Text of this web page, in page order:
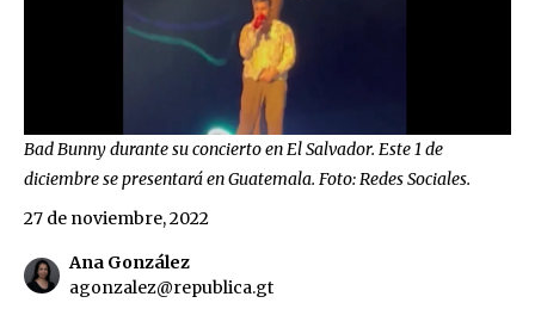
Bad Bunny durante su concierto en El Salvador. Este 1 de
diciembre se presentará en Guatemala. Foto: Redes Sociales.
Ana González
agonzalez@republica.gt
27 de noviembre, 2022